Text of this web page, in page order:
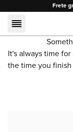
Frete
It's always time
the time you